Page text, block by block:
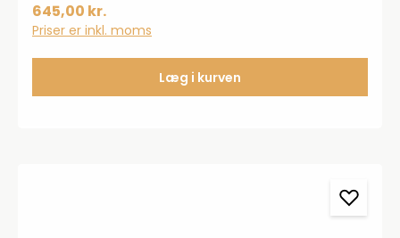
645,00 kr.
Priser er inkl. moms
Læg i kurven